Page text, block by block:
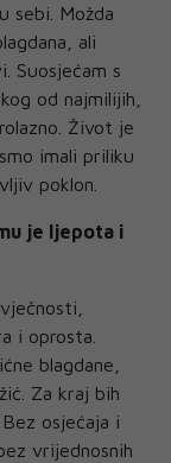
sebi. Možda
ali
Suosjećam s
od najmilijih,
Život je
imali priliku
poklon.
je ljepota i
i oprosta.
blagdane,
Za kraj bih
osjećaja i
vrijednosnih